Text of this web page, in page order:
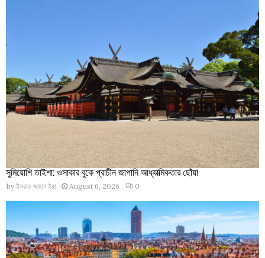
সুমিয়োশি তাইশা: ওসাকার বুকে প্রাচীন জাপানি আধ্যাত্মিকতার ছোঁয়া
by ইসরাত জাহান ইরা August 6, 2026 0